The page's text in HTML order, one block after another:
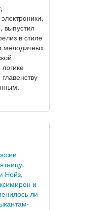
выпустил
в стиле
мелодичных
Нойз,
и
ли